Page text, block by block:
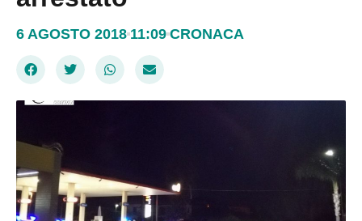
6 AGOSTO 2018 11:09 CRONACA